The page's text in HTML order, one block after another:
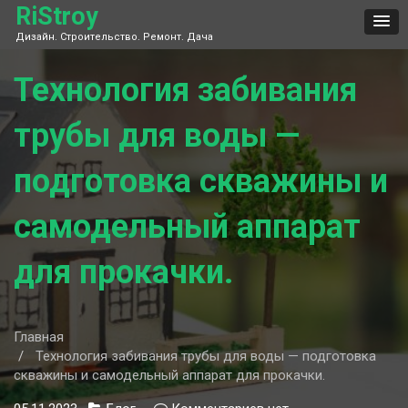
Skip
content
RiStroy
Дизайн. Строительство. Ремонт. Дача
Технология забивания
трубы для воды —
подготовка скважины и
самодельный аппарат
для прокачки.
Главная
Технология забивания трубы для воды — подготовка
скважины и самодельный аппарат для прокачки.